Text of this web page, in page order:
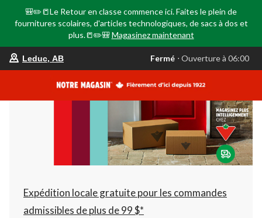
🎒✏️📒Le Retour en classe commence ici. Faites le plein de
fournitures scolaires, d'articles technologiques, de sacs à dos et
plus.📒✏️🎒 Magasinez maintenant
votre
est
AB,
Fermé,
Ouverture
à
06:00
changer
Leduc, AB Fermé ⋅ Ouverture à 06:00
Expédition locale gratuite pour les commandes
admissibles de plus de 99 $*